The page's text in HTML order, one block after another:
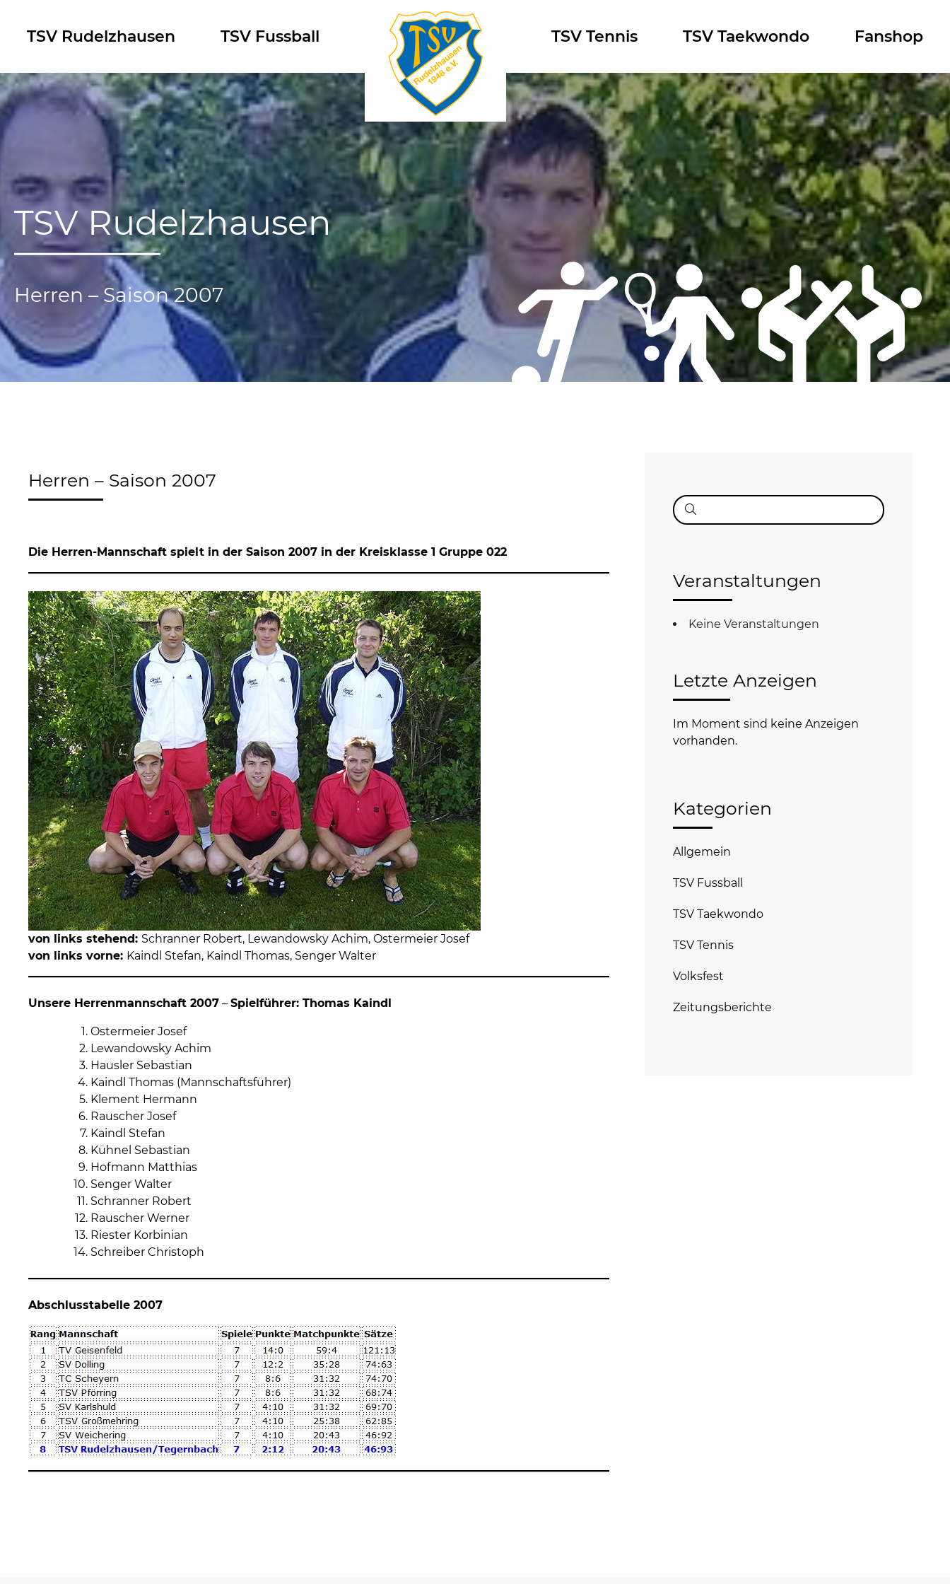
contentTSV Rudelzhausen TSV Fussball Logo TSV Tennis TSV Taekwondo Fanshop
TSV Rudelzhausen
Herren – Saison 2007
Herren – Saison 2007
Die Herren-Mannschaft spielt in der Saison 2007 in der Kreisklasse 1 Gruppe 022
von links stehend: Schranner Robert, Lewandowsky Achim, Ostermeier Josef
von links vorne: Kaindl Stefan, Kaindl Thomas, Senger Walter
Unsere Herrenmannschaft 2007 – Spielführer: Thomas Kaindl
Ostermeier Josef
Lewandowsky Achim
Hausler Sebastian
Kaindl Thomas (Mannschaftsführer)
Klement Hermann
Rauscher Josef
Kaindl Stefan
Kühnel Sebastian
Hofmann Matthias
Senger Walter
Schranner Robert
Rauscher Werner
Riester Korbinian
Schreiber Christoph
Abschlusstabelle 2007
Suche
nach:
Veranstaltungen
Keine Veranstaltungen
Letzte Anzeigen
Im Moment sind keine Anzeigen
vorhanden.
Kategorien
Allgemein
TSV Fussball
TSV Taekwondo
TSV Tennis
Volksfest
Zeitungsberichte